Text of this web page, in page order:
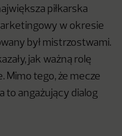
piłkarska
w okresie
był mistrzostwami.
jak ważną rolę
Mimo tego, że mecze
to angażujący dialog